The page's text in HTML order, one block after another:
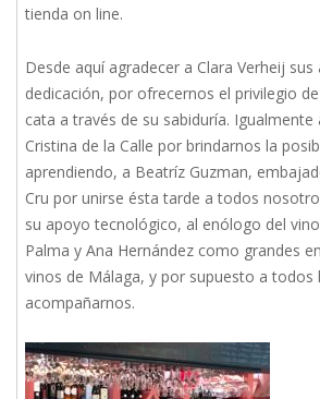
tienda on line.
Desde aquí agradecer a Clara Verheij
dedicación, por ofrecernos el privilegio
cata a través de su sabiduría.
Cristina de la Calle por brindarnos la
aprendiendo, a Beatríz Guzman,
Cru por unirse ésta tarde a todos
su apoyo tecnológico, al enólogo del
Palma y Ana Hernández como grandes
vinos de Málaga, y por supuesto a todos
acompañarnos.